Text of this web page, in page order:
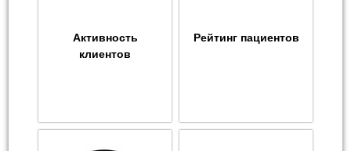
Активность
клиентов
Рейтинг пациентов